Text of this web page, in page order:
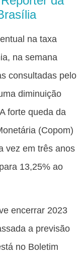
na taxa
na semana
consultadas pelo
diminuição
forte queda da
(Copom)
vez em três anos
13,25% ao
encerrar 2023
a previsão
no Boletim